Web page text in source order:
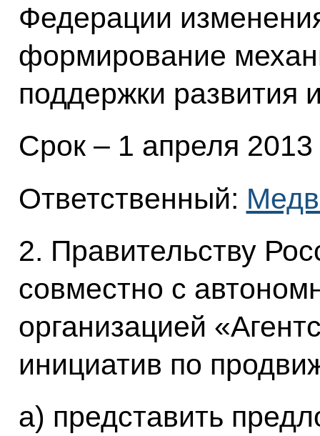
Федерации
формирование
поддержки развития
Срок – 1 апреля 2013
Ответственный:
2. Правительству
совместно с
организацией
инициатив по
а) представить